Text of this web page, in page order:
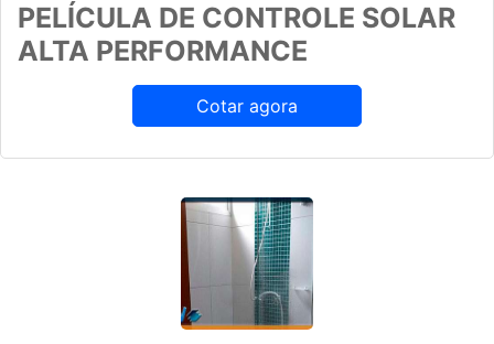
PELÍCULA DE CONTROLE SOLAR
ALTA PERFORMANCE
Cotar agora